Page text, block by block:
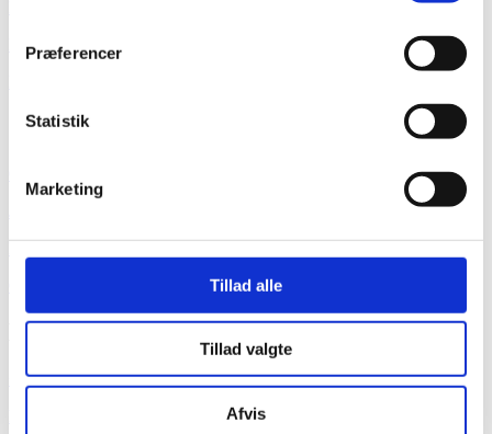
Præferencer
Statistik
Marketing
Tillad alle
Tillad valgte
Afvis
Kælderrenovering
Om SYLAN®
Kontakt
+45 70 10 15 20